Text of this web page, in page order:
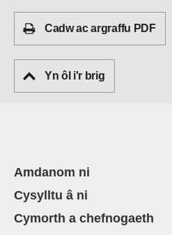
Cadw ac argraffu PDF
Yn ôl i'r brig
Amdanom ni
Cysylltu â ni
Cymorth a chefnogaeth